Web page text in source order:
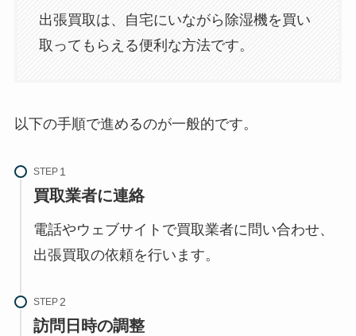
出張買取は、自宅にいながら除湿機を買い
取ってもらえる便利な方法です。
以下の手順で進めるのが一般的です。
STEP
買取業者に連絡
電話やウェブサイトで買取業者に問い合わせ、
出張買取の依頼を行います。
STEP
訪問日時の調整